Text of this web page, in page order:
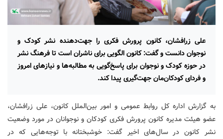
علی زرافشان، کانون پرورش فکری را جهت‌دهنده نشر کودک و
نوجوان دانست و گفت: کانون الگویی برای ناشران است تا فرهنگ نشر
در حوزه کودک و نوجوان برای پاسخ‌گویی به مطالبه‌ها و نیازهای امروز
و فردای کودکان‌مان جهت‌گیری پیدا کند.
به گزارش اداره کل روابط عمومی و امور بین‌الملل کانون، علی زرافشان،
عضو هیئت مدیره کانون پرورش فکری کودکان و نوجوانان در مورد وضعیت
نشر کانون در سال‌های اخیر گفت: خوشبختانه با توجه‌هایی که در